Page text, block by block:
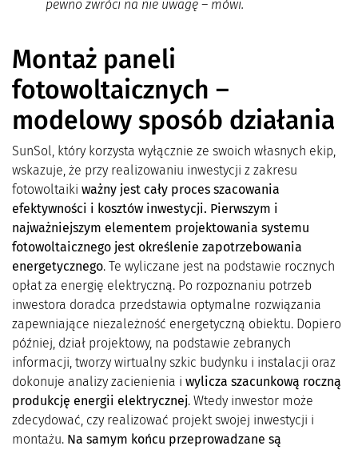
pewno zwróci na nie uwagę – mówi.
Montaż paneli
fotowoltaicznych –
modelowy sposób działania
SunSol, który korzysta wyłącznie ze swoich własnych ekip,
wskazuje, że przy realizowaniu inwestycji z zakresu
fotowoltaiki ważny jest cały proces szacowania
efektywności i kosztów inwestycji. Pierwszym i
najważniejszym elementem projektowania systemu
fotowoltaicznego jest określenie zapotrzebowania
energetycznego. Te wyliczane jest na podstawie rocznych
opłat za energię elektryczną. Po rozpoznaniu potrzeb
inwestora doradca przedstawia optymalne rozwiązania
zapewniające niezależność energetyczną obiektu. Dopiero
później, dział projektowy, na podstawie zebranych
informacji, tworzy wirtualny szkic budynku i instalacji oraz
dokonuje analizy zacienienia i wylicza szacunkową roczną
produkcję energii elektrycznej. Wtedy inwestor może
zdecydować, czy realizować projekt swojej inwestycji i
montażu. Na samym końcu przeprowadzane są